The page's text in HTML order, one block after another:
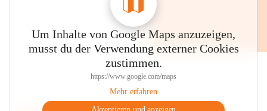
Um Inhalte von Google Maps anzuzeigen,
musst du der Verwendung externer Cookies
zustimmen.
https://www.google.com/maps
Mehr erfahren